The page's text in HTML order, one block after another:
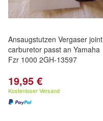
Ansaugstutzen Vergaser joint
carburetor passt an Yamaha
Fzr 1000 2GH-13597
19,95 €
Kostenloser Versand